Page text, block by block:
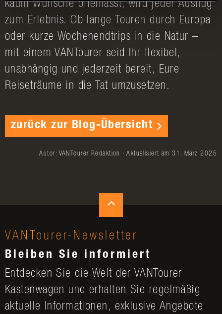
kaum Wünsche offenlässt, wird jeder Ausflug
zum Erlebnis. Ob lange Touren durch Europa
oder kurze Wochenendtrips in die Natur –
mit einem VANTourer seid Ihr flexibel,
unabhängig und jederzeit bereit, Eure
Reiseträume in die Tat umzusetzen.
zurück zur Blog-Übersicht
Autor: VANTourer Redaktion · Aktualisiert am 31. März 2025
VANTourer-Newsletter
Bleiben Sie informiert
Entdecken Sie die Welt der VANTourer
Kastenwagen und erhalten Sie regelmäßig
aktuelle Informationen, exklusive Angebote